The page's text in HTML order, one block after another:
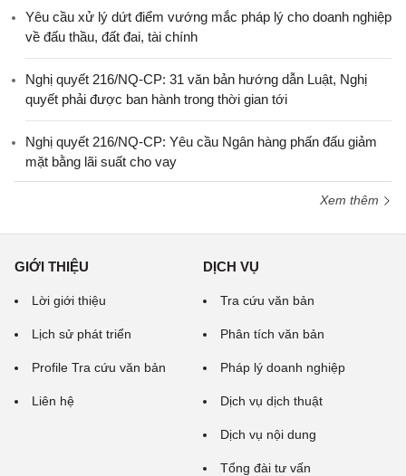
Yêu cầu xử lý dứt điểm vướng mắc pháp lý cho doanh nghiệp
về đấu thầu, đất đai, tài chính
Nghị quyết 216/NQ-CP: 31 văn bản hướng dẫn Luật, Nghị
quyết phải được ban hành trong thời gian tới
Nghị quyết 216/NQ-CP: Yêu cầu Ngân hàng phấn đấu giảm
mặt bằng lãi suất cho vay
Xem thêm
GIỚI THIỆU
Lời giới thiệu
Lịch sử phát triển
Profile Tra cứu văn bản
Liên hệ
DỊCH VỤ
Tra cứu văn bản
Phân tích văn bản
Pháp lý doanh nghiệp
Dịch vụ dịch thuật
Dịch vụ nội dung
Tổng đài tư vấn